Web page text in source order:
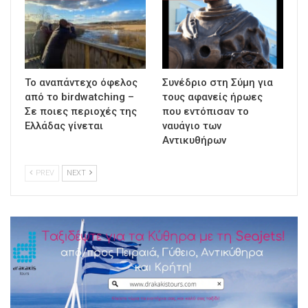
Το αναπάντεχο όφελος
από το birdwatching –
Σε ποιες περιοχές της
Ελλάδας γίνεται
Συνέδριο στη Σύμη για
τους αφανείς ήρωες
που εντόπισαν το
ναυάγιο των
Αντικυθήρων
PREV NEXT